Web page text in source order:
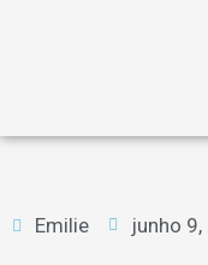
Emilie junho